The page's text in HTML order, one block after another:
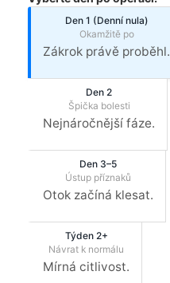
Den 1 (Denní nula)
Okamžitě po
Zákrok právě proběhl.
Den 2
Špička bolesti
Nejnáročnější fáze.
Den 3–5
Ústup příznaků
Otok začíná klesat.
Týden 2+
Návrat k normálu
Mírná citlivost.